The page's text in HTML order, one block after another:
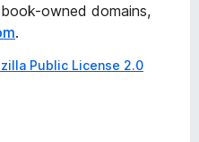
owned domains,
.
Public License 2.0